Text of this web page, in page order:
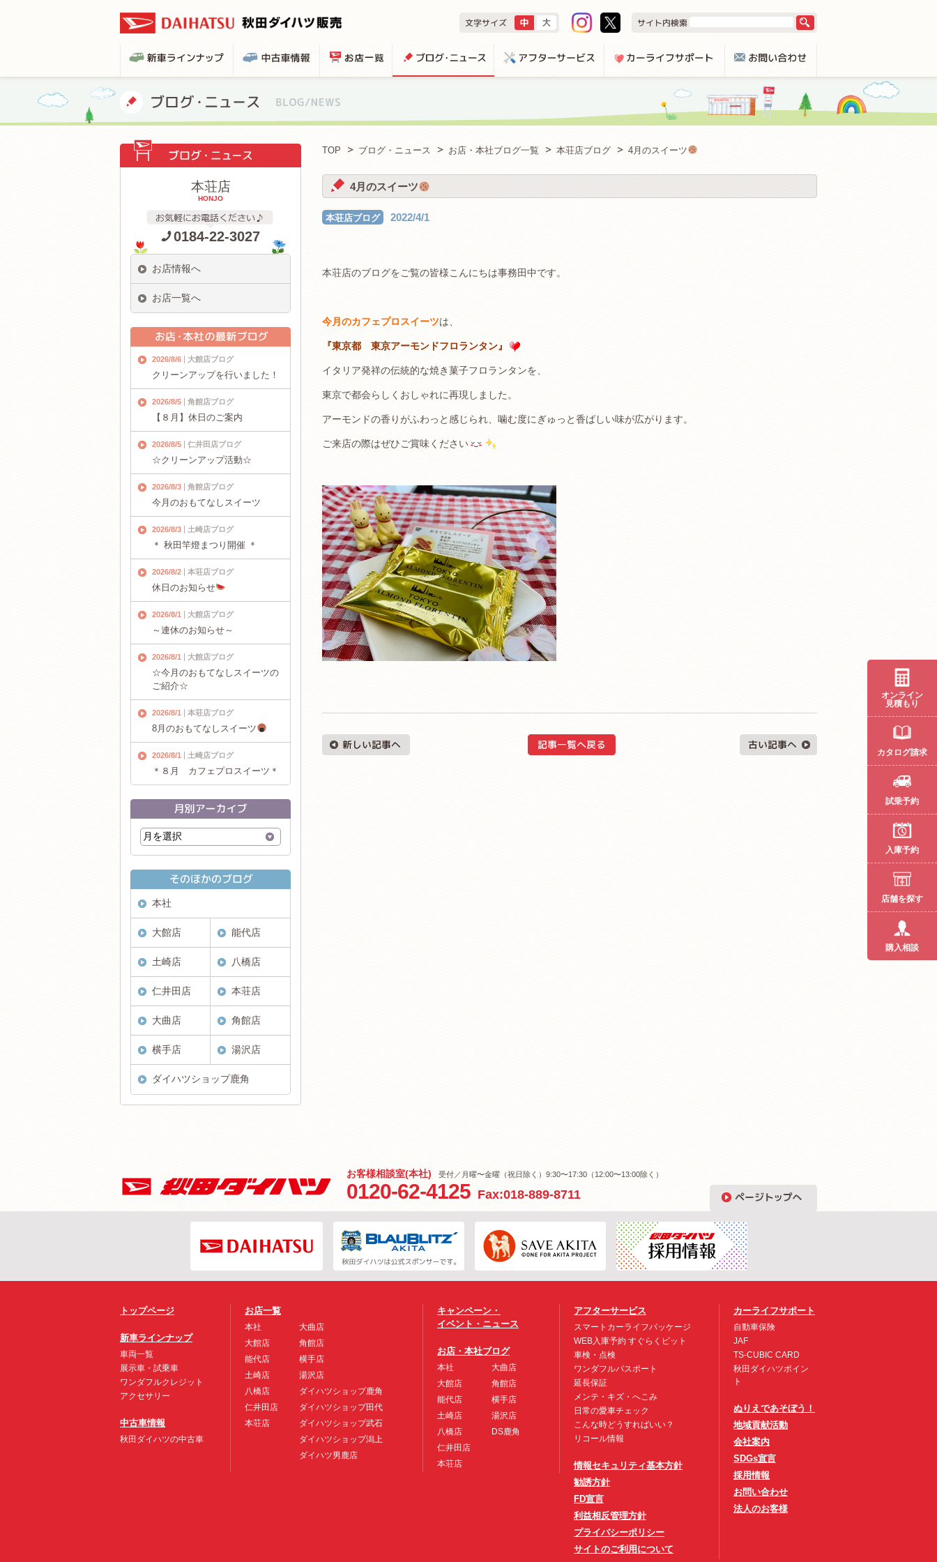
TOP ブログ・ニュース お店・本社ブログ一覧 本荘店ブログ 4月のスイーツ
4月のスイーツ
本荘店ブログ 2022/4/1
本荘店のブログをご覧の皆様こんにちは事務田中です。
今月のカフェプロスイーツは、
『東京都 東京アーモンドフロランタン』
イタリア発祥の伝統的な焼き菓子フロランタンを、
東京で都会らしくおしゃれに再現しました。
アーモンドの香りがふわっと感じられ、噛む度にぎゅっと香ばしい味が広がります。
ご来店の際はぜひご賞味ください
本荘店
HONJO
0184-22-3027
お店情報へ
お店一覧へ
2026/8/6 大館店ブログ
クリーンアップを行いました！
2026/8/5 角館店ブログ
【８月】休日のご案内
2026/8/5 仁井田店ブログ
☆クリーンアップ活動☆
2026/8/3 角館店ブログ
今月のおもてなしスイーツ
2026/8/3 土崎店ブログ
＊ 秋田竿燈まつり開催 ＊
2026/8/2 本荘店ブログ
休日のお知らせ
2026/8/1 大館店ブログ
～連休のお知らせ～
2026/8/1 大館店ブログ
☆今月のおもてなしスイーツの
ご紹介☆
2026/8/1 本荘店ブログ
8月のおもてなしスイーツ
2026/8/1 土崎店ブログ
＊８月 カフェプロスイーツ＊
本社
大館店 能代店
土崎店 八橋店
仁井田店 本荘店
大曲店 角館店
横手店 湯沢店
ダイハツショップ鹿角
お客様相談室(本社) 受付／月曜〜金曜（祝日除く）9:30〜17:30（12:00〜13:00除く）
0120-62-4125 Fax:018-889-8711
トップページ
新車ラインナップ
車両一覧
展示車・試乗車
ワンダフルクレジット
アクセサリー
中古車情報
秋田ダイハツの中古車
お店一覧
本社
大館店
能代店
土崎店
八橋店
仁井田店
本荘店
大曲店
角館店
横手店
湯沢店
ダイハツショップ鹿角
ダイハツショップ田代
ダイハツショップ武石
ダイハツショップ潟上
ダイハツ男鹿店
キャンペーン・
イベント・ニュース
お店・本社ブログ
本社
大館店
能代店
土崎店
八橋店
仁井田店
本荘店
大曲店
角館店
横手店
湯沢店
DS鹿角
アフターサービス
スマートカーライフパッケージ
WEB入庫予約 すぐらくピット
車検・点検
ワンダフルパスポート
延長保証
メンテ・キズ・へこみ
日常の愛車チェック
こんな時どうすればいい？
リコール情報
情報セキュリティ基本方針
勧誘方針
FD宣言
利益相反管理方針
プライバシーポリシー
サイトのご利用について
カーライフサポート
自動車保険
JAF
TS-CUBIC CARD
秋田ダイハツポイン
ト
ぬりえであそぼう！
地域貢献活動
会社案内
SDGs宣言
採用情報
お問い合わせ
法人のお客様
オンライン
見積もり
カタログ請求
試乗予約
入庫予約
店舗を探す
購入相談